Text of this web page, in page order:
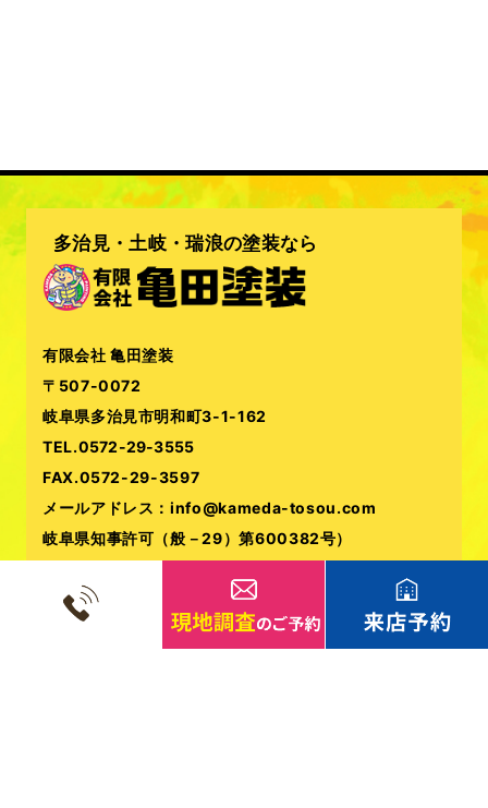
多治見・土岐・瑞浪の塗装なら
有限会社 亀田塗装
〒507-0072
岐阜県多治見市明和町3-1-162
TEL.0572-29-3555
FAX.0572-29-3597
メールアドレス：info@kameda-tosou.com
岐阜県知事許可（般－29）第600382号）